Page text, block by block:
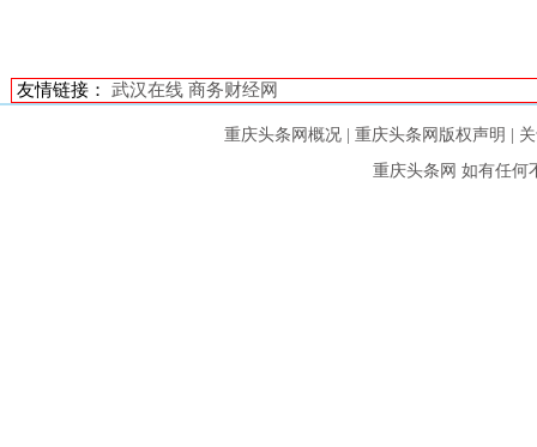
友情链接： 武汉在线 商务财经网
重庆头条网概况 重庆头条网版权声明
重庆头条网 如有任何